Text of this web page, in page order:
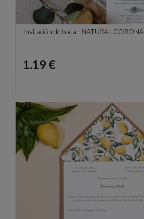
Invitación de boda - NATURAL CORONA
Precio
1.19 €